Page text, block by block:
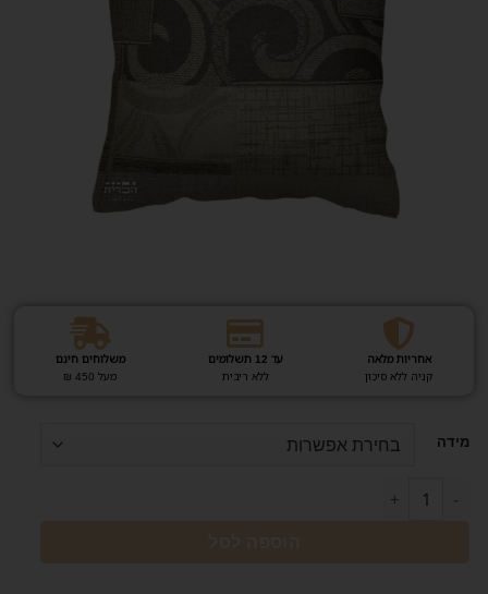
אחריות מלאה
קניה ללא סיכון
עד 12 תשלומים
ללא ריבית
משלוחים חינם
מעל 450 ₪
מידה